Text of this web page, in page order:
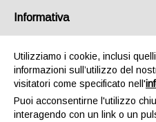
Informativa
Utilizziamo i cookie, inclusi
informazioni sull’utilizzo del
visitatori come specificato nell'
Puoi acconsentirne l'utilizzo
interagendo con un link o un